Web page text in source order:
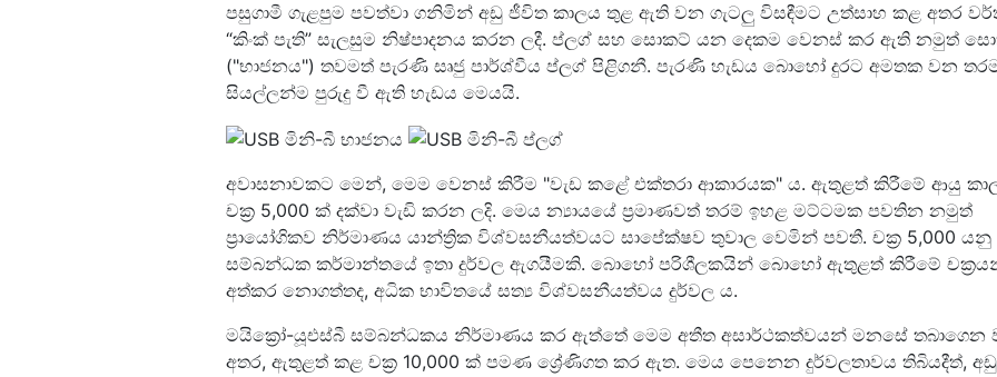
පසුගාමී ගැළපුම පවත්වා ගනිමින් අඩු ජීවිත කාලය තුළ ඇති වන ගැටලු විසඳීමට උත්සාහ කළ අතර
“කිංක් පැති” සැලසුම නිෂ්පාදනය කරන ලදී. ප්ලග් සහ සොකට් යන දෙකම වෙනස් කර ඇති නමුත්
("භාජනය") තවමත් පැරණි සෘජු පාර්ශ්වීය ප්ලග් පිළිගනී. පැරණි හැඩය බොහෝ දුරට අමතක වන
සියල්ලන්ම පුරුදු වී ඇති හැඩය මෙයයි.
අවාසනාවකට මෙන්, මෙම වෙනස් කිරීම "වැඩ කළේ එක්තරා ආකාරයක" ය. ඇතුළත් කිරීමේ ආයු
චක්‍ර 5,000 ක් දක්වා වැඩි කරන ලදි. මෙය න්‍යායයේ ප්‍රමාණවත් තරම් ඉහළ මට්ටමක පවතින නමුත්
ප්‍රායෝගිකව නිර්මාණය යාන්ත්‍රික විශ්වසනීයත්වයට සාපේක්ෂව තුවාල වෙමින් පවතී. චක්‍ර 5,000 යනු
සම්බන්ධක කර්මාන්තයේ ඉතා දුර්වල ඇගයීමකි. බොහෝ පරිශීලකයින් බොහෝ ඇතුළත් කිරීමේ
අත්කර නොගත්තද, අධික භාවිතයේ සත්‍ය විශ්වසනීයත්වය දුර්වල ය.
මයික්‍රෝ-යූඑස්බී සම්බන්ධකය නිර්මාණය කර ඇත්තේ මෙම අතීත අසාර්ථකත්වයන් මනසේ තබාගෙන
අතර, ඇතුළත් කළ චක්‍ර 10,000 ක් පමණ ශ්‍රේණිගත කර ඇත. මෙය පෙනෙන දුර්වලතාවය තිබියදීත්, අඩු